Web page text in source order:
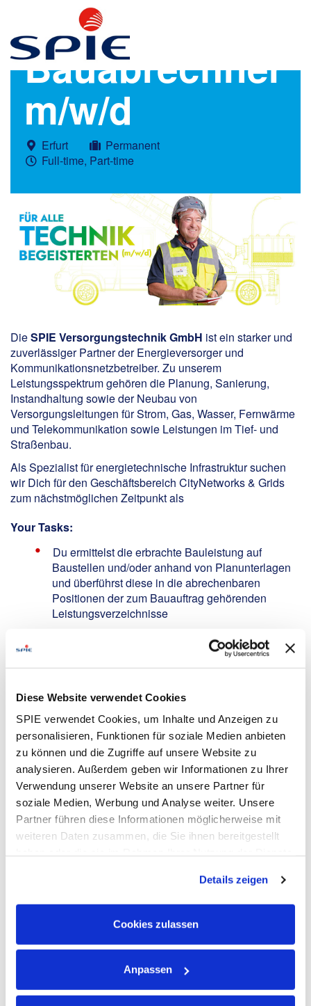
Diese Website verwendet Cookies
SPIE verwendet Cookies, um Inhalte und Anzeigen zu
personalisieren, Funktionen für soziale Medien anbieten
zu können und die Zugriffe auf unsere Website zu
analysieren. Außerdem geben wir Informationen zu Ihrer
Verwendung unserer Website an unsere Partner für
soziale Medien, Werbung und Analyse weiter. Unsere
Partner führen diese Informationen möglicherweise mit
weiteren Daten zusammen, die Sie ihnen bereitgestellt
Verarbeitung Ihrer Daten in den USA ein. Alle weiteren
Informationen zu Cookies finden Sie in unseren
Datenschutzhinweisen.
Details zeigen
Cookies zulassen
Anpassen
Bauabrechner
m/w/d
Erfurt
Permanent
Full-time, Part-time
DieSPIE Versorgungstechnik GmbH ist ein starker und
zuverlässiger Partner der Energieversorger und
Kommunikationsnetzbetreiber. Zu unserem
Leistungsspektrum gehören die Planung, Sanierung,
Instandhaltung sowie der Neubau von
Versorgungsleitungen für Strom, Gas, Wasser, Fernwärme
und Telekommunikation sowie Leistungen im Tief- und
Straßenbau.
Als Spezialist für energietechnische Infrastruktur suchen
wir Dich für den Geschäftsbereich CityNetworks & Grids
zum nächstmöglichen Zeitpunkt als
Your Tasks:
Du ermittelst die erbrachte Bauleistung auf
Baustellen und/oder anhand von Planunterlagen
und überführst diese in die abrechenbaren
Positionen der zum Bauauftrag gehörenden
Leistungsverzeichnisse
und Projektleitung wirkst Du unterstützend mit
Du kontrollierst Rechnungsrückläufe zur
Montagepartnern
Die Nachverfolgung der durchgeführten Arbeiten
wird von Dir durch regelmäßige
Baustellenbegehungen sichergestellt
Your Profile:
Technische Ausbildung, z.B. als
Tiefbaufacharbeiter / Straßenbauer /
Rohrleitungsbauer (m/w/d) mit Weiterbildung zum
Gute MS-Office-Kenntnisse und Besitz des
Reisebereitschaft im regionalen Raum
wünschenswert
Eigenverantwortlicher und engagierter Arbeitsstil
sowie Freude an der Arbeit im Team
We Offer: